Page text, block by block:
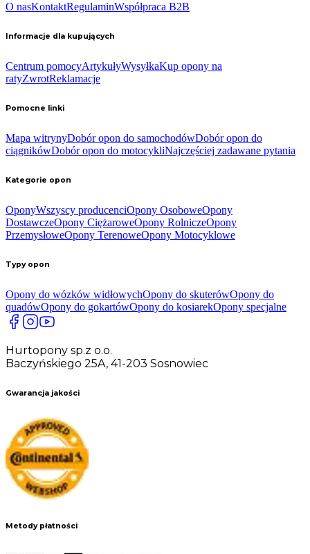
O nasKontaktRegulaminWspółpraca B2B
Informacje dla kupujących
Centrum pomocyArtykułyWysyłkaKup opony na
ratyZwrotReklamacje
Pomocne linki
Mapa witrynyDobór opon do samochodówDobór opon do
ciągnikówDobór opon do motocykliNajczęściej zadawane pytania
Kategorie opon
OponyWszyscy producenciOpony OsoboweOpony
DostawczeOpony CiężaroweOpony RolniczeOpony
PrzemysłoweOpony TerenoweOpony Motocyklowe
Typy opon
Opony do wózków widłowychOpony do skuterówOpony do
quadówOpony do gokartówOpony do kosiarekOpony specjalne
Hurtopony sp.z o.o.
Baczyńskiego 25A, 41-203 Sosnowiec
Gwarancja jakości
Metody płatności